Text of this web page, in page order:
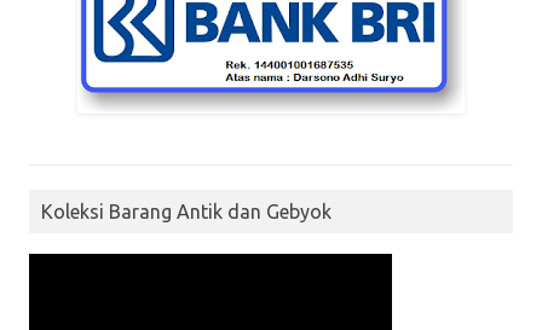
Koleksi Barang Antik dan Gebyok